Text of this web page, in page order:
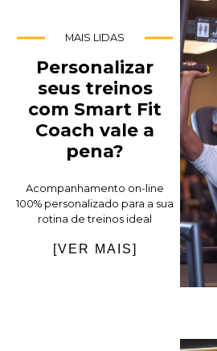
MAIS LIDAS
Personalizar
seus treinos
com Smart Fit
Coach vale a
pena?
Acompanhamento on-line
100% personalizado para a sua
rotina de treinos ideal
[VER MAIS]